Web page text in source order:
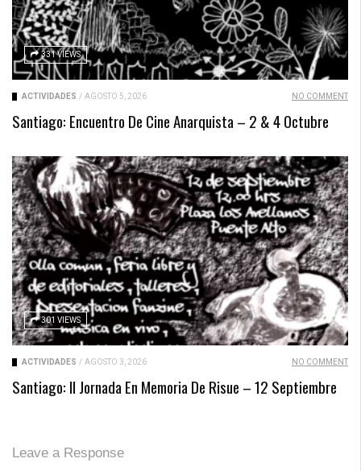
331 VIEWS
ACTIVIDADES / AGOSTO 5, 2026 NO COMMENT
Santiago: Encuentro De Cine Anarquista – 2 & 4 Octubre
301 VIEWS
ACTIVIDADES / AGOSTO 3, 2026 NO COMMENT
Santiago: II Jornada En Memoria De Risue – 12 Septiembre
Leave a Response